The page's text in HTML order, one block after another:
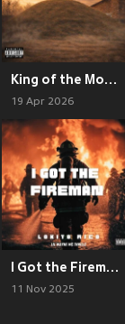
King of the Mound (Explicit)
19 Apr 2026
I Got the Fireman (Explicit)
11 Nov 2025